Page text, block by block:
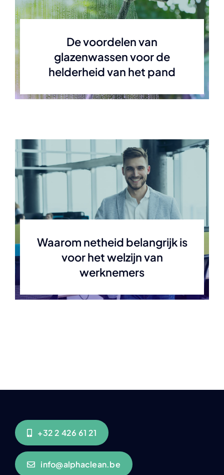
De voordelen van
glazenwassen voor de
helderheid van het pand
Waarom netheid belangrijk is
voor het welzijn van
werknemers
+32 2 426 61 21
info@alphaclean.be